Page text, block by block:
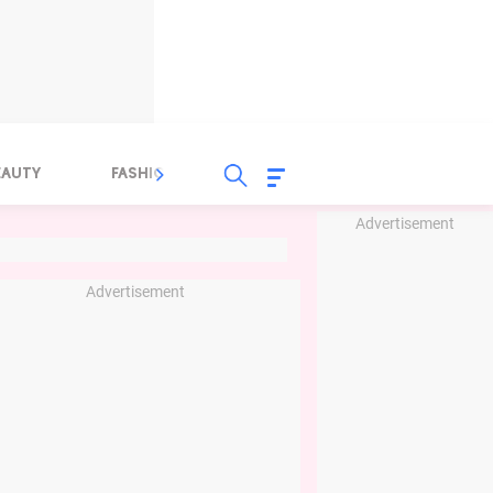
Advertisement
FASHION FOOD
Advertisement